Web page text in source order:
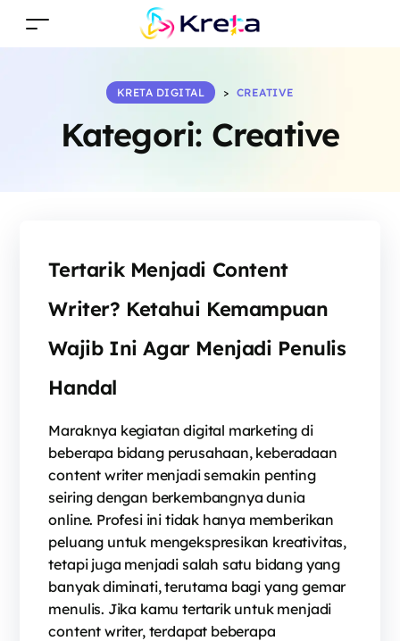
Kategori: Creative
KRETA DIGITAL > CREATIVE
Tertarik Menjadi Content
Writer? Ketahui Kemampuan
Wajib Ini Agar Menjadi Penulis
Handal
Maraknya kegiatan digital marketing di
beberapa bidang perusahaan, keberadaan
content writer menjadi semakin penting
seiring dengan berkembangnya dunia
online. Profesi ini tidak hanya memberikan
peluang untuk mengekspresikan kreativitas,
tetapi juga menjadi salah satu bidang yang
banyak diminati, terutama bagi yang gemar
menulis. Jika kamu tertarik untuk menjadi
content writer, terdapat beberapa